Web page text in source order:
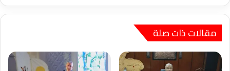
بالسودان
مقالات ذات صلة